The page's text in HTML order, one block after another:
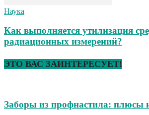
Наука
Как выполняется утилизация
радиационных измерений?
ЭТО ВАС ЗАИНТЕРЕСУЕТ!
Заборы из профнастила: плюсы